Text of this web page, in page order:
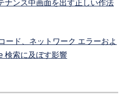
ナンス中画面を出す正しい作法
ード、ネットワーク エラーおよ
検索に及ぼす影響